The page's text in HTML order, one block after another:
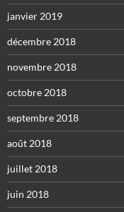
janvier 2019
décembre 2018
novembre 2018
octobre 2018
septembre 2018
août 2018
juillet 2018
juin 2018